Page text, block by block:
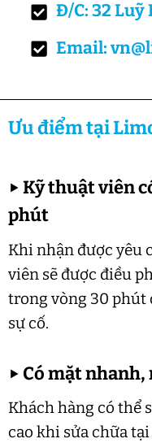
Đ/C: 32 Luỹ
Email:
Ưu điểm tại
▶Kỹ thuật viên
phút
Khi nhận được yêu
viên sẽ được điều
trong vòng 30 phút
sự cố.
▶ Có mặt nhanh,
Khách hàng có thể
cao khi sửa chữa